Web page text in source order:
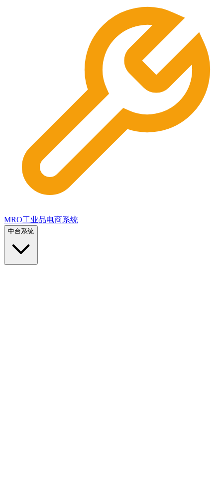
MRO工业品电商系统
中台系统